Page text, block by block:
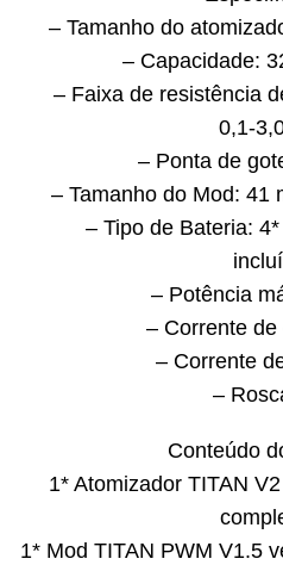
– Tamanho do
– Capacidade:
– Faixa de resistência
0,1-
– Ponta de
– Tamanho do Mod: 41
– Tipo de Bateria:
– Potência
– Corrente
– Corrente
–
Conteúdo
1* Atomizador TITAN
1* Mod TITAN PWM V1.5